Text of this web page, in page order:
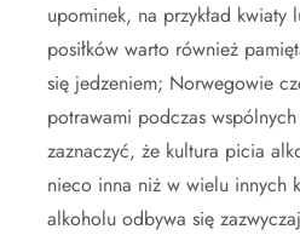
upominek, na przykład kwiaty
posiłków warto również
się jedzeniem; Norwegowie
potrawami podczas
zaznaczyć, że kultura picia
nieco inna niż w wielu innych
alkoholu odbywa się